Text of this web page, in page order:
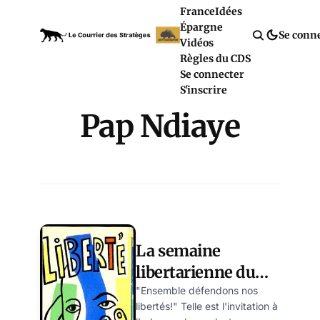
FranceIdées
Épargne
Vidéos
Règles du CDS
Se connecter
S'inscrire
Se
Pap Ndiaye
La semaine
libertarienne du
Courrier des
Stratèges – par
"Ensemble défendons nos
libertés!" Telle est l'invitation à